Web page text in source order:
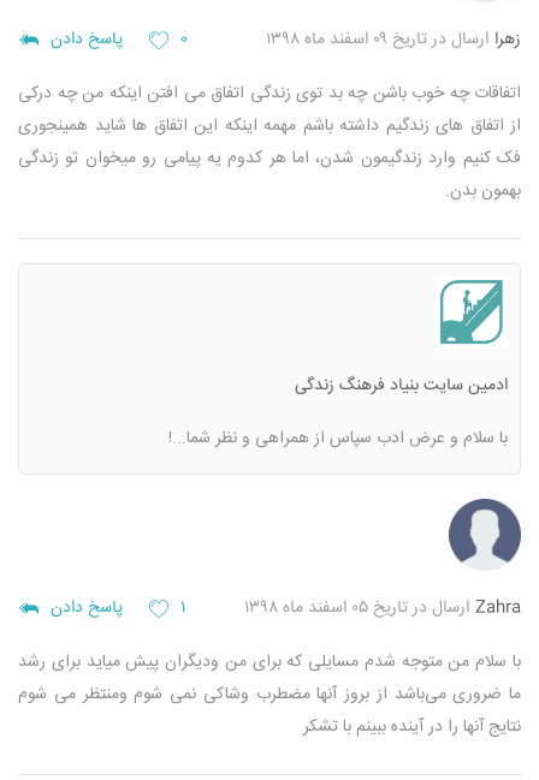
زهرا ارسال در تاریخ ۰۹ اسفند ماه ۱۳۹۸ ۰ پاسخ دادن
اتفاقات چه خوب باشن چه بد توی زندگی اتفاق می افتن اینکه من چه درکی
از اتفاق های زندگیم داشته باشم مهمه اینکه این اتفاق ها شاید همینجوری
فک کنیم وارد زندگیمون شدن، اما هر کدوم یه پیامی رو میخوان تو زندگی
بهمون بدن.
ادمین سایت بنیاد فرهنگ زندگی
با سلام و عرض ادب سپاس از همراهی و نظر شما...!
Zahra ارسال در تاریخ ۰۵ اسفند ماه ۱۳۹۸ ۱ پاسخ دادن
با سلام من متوجه شدم مسایلی که برای من ودیگران پیش میاید برای رشد
ما ضروری می‌باشد ‌از بروز آنها مضطرب وشاکی نمی شوم ومنتظر می شوم
نتایج آنها را در آینده ببینم با تشکر